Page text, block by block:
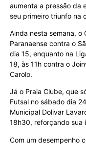
aumenta a pressão da
seu primeiro triunfo na
Ainda nesta semana, o
Paranaense contra o
dia 15, enquanto na
18, às 11h contra o
Carolo.
Já o Praia Clube, que
Futsal no sábado dia
Municipal Dolivar
18h30, reforçando sua
Com um desempenho